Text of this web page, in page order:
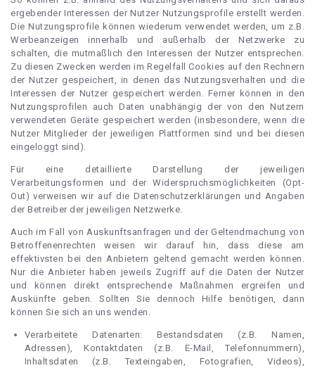
ergebender Interessen der Nutzer Nutzungsprofile erstellt werden.
Die Nutzungsprofile können wiederum verwendet werden, um z.B.
Werbeanzeigen innerhalb und außerhalb der Netzwerke zu
schalten, die mutmaßlich den Interessen der Nutzer entsprechen.
Zu diesen Zwecken werden im Regelfall Cookies auf den Rechnern
der Nutzer gespeichert, in denen das Nutzungsverhalten und die
Interessen der Nutzer gespeichert werden. Ferner können in den
Nutzungsprofilen auch Daten unabhängig der von den Nutzern
verwendeten Geräte gespeichert werden (insbesondere, wenn die
Nutzer Mitglieder der jeweiligen Plattformen sind und bei diesen
eingeloggt sind).
Für eine detaillierte Darstellung der jeweiligen
Verarbeitungsformen und der Widerspruchsmöglichkeiten (Opt-
Out) verweisen wir auf die Datenschutzerklärungen und Angaben
der Betreiber der jeweiligen Netzwerke.
Auch im Fall von Auskunftsanfragen und der Geltendmachung von
Betroffenenrechten weisen wir darauf hin, dass diese am
effektivsten bei den Anbietern geltend gemacht werden können.
Nur die Anbieter haben jeweils Zugriff auf die Daten der Nutzer
und können direkt entsprechende Maßnahmen ergreifen und
Auskünfte geben. Sollten Sie dennoch Hilfe benötigen, dann
können Sie sich an uns wenden.
Verarbeitete Datenarten: Bestandsdaten (z.B. Namen,
Adressen), Kontaktdaten (z.B. E-Mail, Telefonnummern),
Inhaltsdaten (z.B. Texteingaben, Fotografien, Videos),